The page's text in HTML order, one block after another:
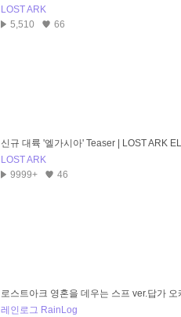
LOST ARK
5,510
66
신규 대륙 '엘가시아' Teaser | LOST ARK
LOST ARK
9999+
46
로스트아크 영혼을 데우는 스프 ver.답가 오
레인로그 RainLog